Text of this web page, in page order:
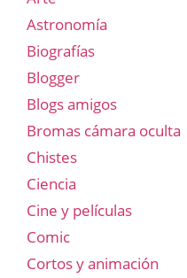
Astronomía
Biografías
Blogger
Blogs amigos
Bromas cámara oculta
Chistes
Ciencia
Cine y películas
Comic
Cortos y animación